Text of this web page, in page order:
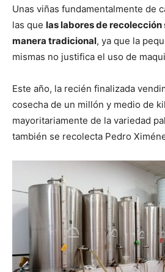
Unas viñas fundamentalmente de
las que las labores de recolección
manera tradicional, ya que la
mismas no justifica el uso de
Este año, la recién finalizada
cosecha de un millón y medio de
mayoritariamente de la variedad
también se recolecta Pedro